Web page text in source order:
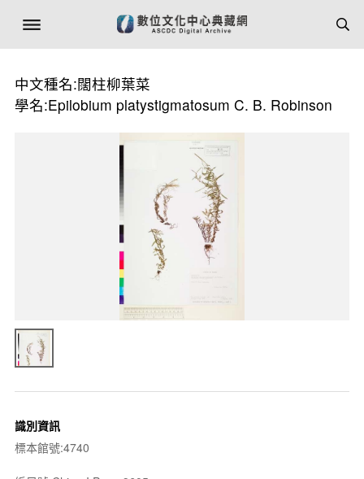
中文種名:闊柱柳葉菜
學名:Epilobium platystigmatosum C. B. Robinson
識別資訊
標本館號:4740